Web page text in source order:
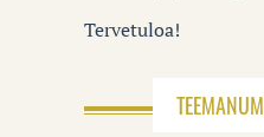
Tervetuloa!